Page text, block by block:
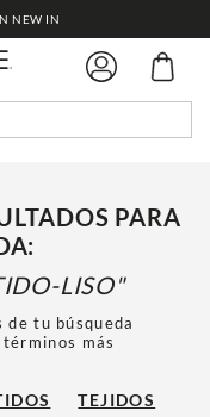
NEW IN
PARA
LISO
tu búsqueda
más
TEJIDOS